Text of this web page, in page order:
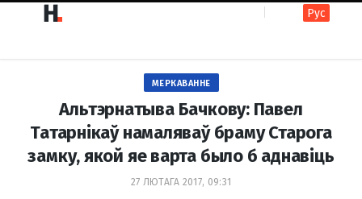
c s
Рус
МЕРКАВАННЕ
Альтэрнатыва Бачкову: Павел
Татарнікаў намаляваў браму Старога
замку, якой яе варта было б аднавіць
27 ЛЮТАГА 2017, 09:31